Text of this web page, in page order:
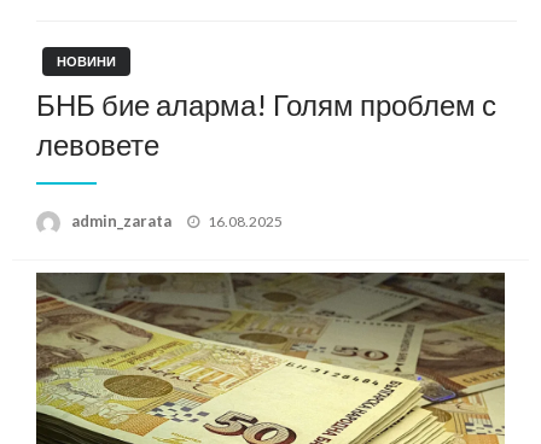
НОВИНИ
БНБ бие аларма! Голям проблем с
левовете
admin_zarata
Posted
16.08.2025